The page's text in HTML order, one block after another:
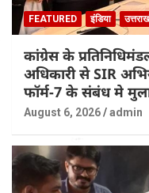
FEATURED इंडिया
कांग्रेस के
अधिकारी से SIR
फॉर्म-7 के संबंध मे
August 6, 2026 admin